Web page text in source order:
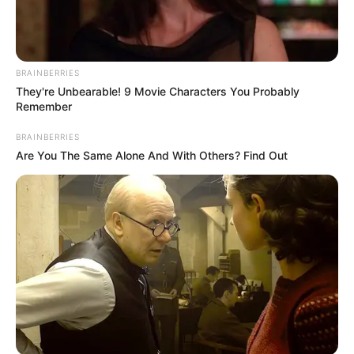
Download Bstation
4.
(foto: samehadaku)
Mungkin kamu pernah mendengar situs yang satu ini. Ya!
Samehadaku merupakan situs streaming anime terkenal namun
sempat diblokir karena dianggap ilegal oleh pihak-pihak tertentu.
BRAINBERRIES
They're Unbearable! 9 Movie Characters You Probably
Remember
BRAINBERRIES
Are You The Same Alone And With Others? Find Out